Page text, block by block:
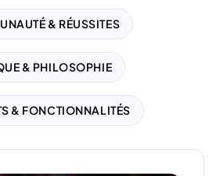
& RÉUSSITES
& PHILOSOPHIE
& FONCTIONNALITÉS